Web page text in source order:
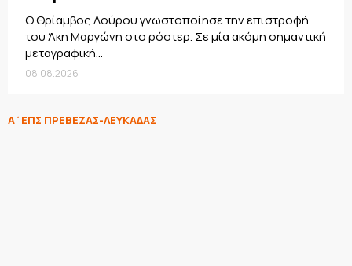
Ο Θρίαμβος Λούρου γνωστοποίησε την επιστροφή
του Άκη Μαργώνη στο ρόστερ. Σε μία ακόμη σημαντική
μεταγραφική...
08.08.2026
Α΄ΕΠΣ ΠΡΕΒΕΖΑΣ-ΛΕΥΚΑΔΑΣ